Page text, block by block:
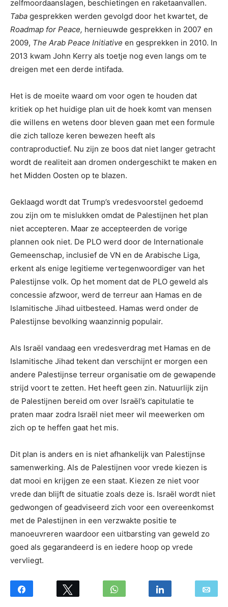
zelfmoordaanslagen, beschietingen en raketaanvallen.
Taba gesprekken werden gevolgd door het kwartet, de
Roadmap for Peace, hernieuwde gesprekken in 2007 en
2009, The Arab Peace Initiative en gesprekken in 2010. In
2013 kwam John Kerry als toetje nog even langs om te
dreigen met een derde intifada.
Het is de moeite waard om voor ogen te houden dat
kritiek op het huidige plan uit de hoek komt van mensen
die willens en wetens door bleven gaan met een formule
die zich talloze keren bewezen heeft als
contraproductief. Nu zijn ze boos dat niet langer getracht
wordt de realiteit aan dromen ondergeschikt te maken en
het Midden Oosten op te blazen.
Geklaagd wordt dat Trump’s vredesvoorstel gedoemd
zou zijn om te mislukken omdat de Palestijnen het plan
niet accepteren. Maar ze accepteerden de vorige
plannen ook niet. De PLO werd door de Internationale
Gemeenschap, inclusief de VN en de Arabische Liga,
erkent als enige legitieme vertegenwoordiger van het
Palestijnse volk. Op het moment dat de PLO geweld als
concessie afzwoor, werd de terreur aan Hamas en de
Islamitische Jihad uitbesteed. Hamas werd onder de
Palestijnse bevolking waanzinnig populair.
Als Israël vandaag een vredesverdrag met Hamas en de
Islamitische Jihad tekent dan verschijnt er morgen een
andere Palestijnse terreur organisatie om de gewapende
strijd voort te zetten. Het heeft geen zin. Natuurlijk zijn
de Palestijnen bereid om over Israël’s capitulatie te
praten maar zodra Israël niet meer wil meewerken om
zich op te heffen gaat het mis.
Dit plan is anders en is niet afhankelijk van Palestijnse
samenwerking. Als de Palestijnen voor vrede kiezen is
dat mooi en krijgen ze een staat. Kiezen ze niet voor
vrede dan blijft de situatie zoals deze is. Israël wordt niet
gedwongen of geadviseerd zich voor een overeenkomst
met de Palestijnen in een verzwakte positie te
manoeuvreren waardoor een uitbarsting van geweld zo
goed als gegarandeerd is en iedere hoop op vrede
vervliegt.